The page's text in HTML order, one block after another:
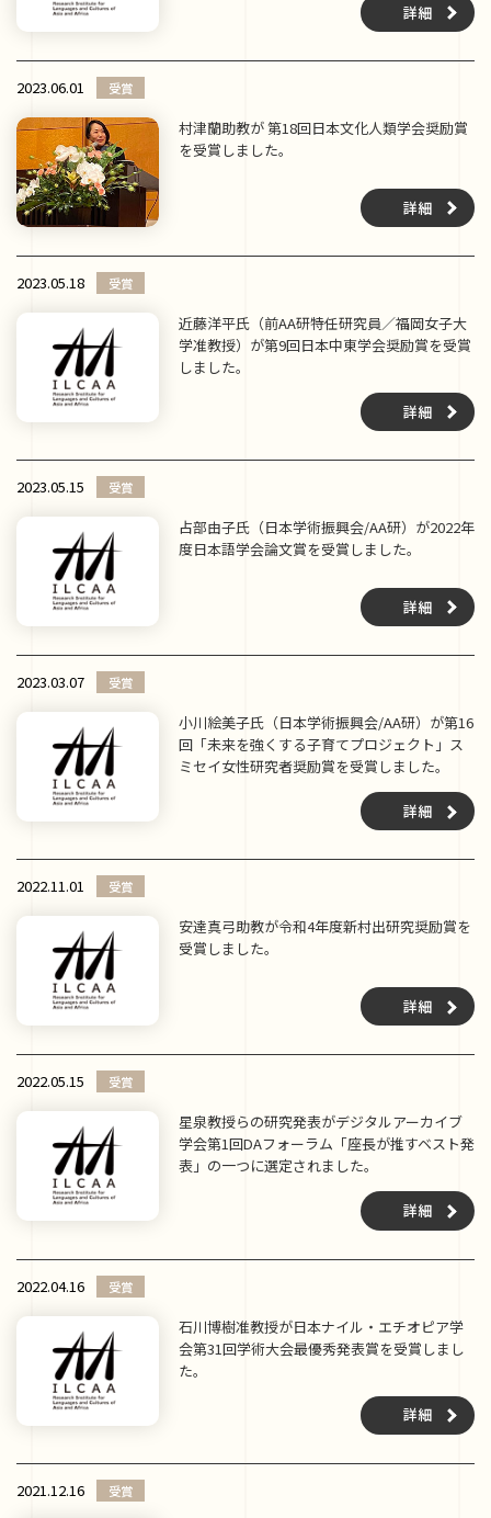
詳細
2023.06.01 受賞
村津蘭助教が 第18回日本文化人類学会奨励賞
を受賞しました。
詳細
2023.05.18 受賞
近藤洋平氏（前AA研特任研究員／福岡女子大
学准教授）が第9回日本中東学会奨励賞を受賞
しました。
詳細
2023.05.15 受賞
占部由子氏（日本学術振興会/AA研）が2022年
度日本語学会論文賞を受賞しました。
詳細
2023.03.07 受賞
小川絵美子氏（日本学術振興会/AA研）が第16
回「未来を強くする子育てプロジェクト」ス
ミセイ女性研究者奨励賞を受賞しました。
詳細
2022.11.01 受賞
安達真弓助教が令和4年度新村出研究奨励賞を
受賞しました。
詳細
2022.05.15 受賞
星泉教授らの研究発表がデジタルアーカイブ
学会第1回DAフォーラム「座長が推すベスト発
表」の一つに選定されました。
詳細
2022.04.16 受賞
石川博樹准教授が日本ナイル・エチオピア学
会第31回学術大会最優秀発表賞を受賞しまし
た。
詳細
2021.12.16 受賞